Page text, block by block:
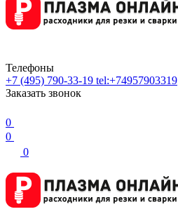
Телефоны
+7 (495) 790-33-19 tel:+74957903319
Заказать звонок
0
0
0